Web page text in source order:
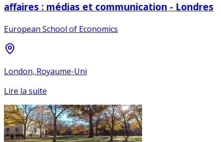
affaires : médias et communication - Londres
European School of Economics
London, Royaume-Uni
Lire la suite